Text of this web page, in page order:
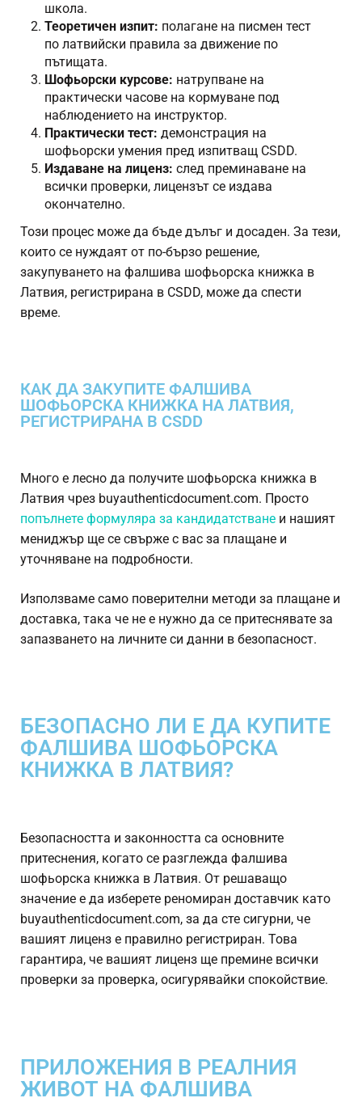
школа.
Теоретичен изпит: полагане на писмен тест
по латвийски правила за движение по
пътищата.
Шофьорски курсове: натрупване на
практически часове на кормуване под
наблюдението на инструктор.
Практически тест: демонстрация на
шофьорски умения пред изпитващ CSDD.
Издаване на лиценз: след преминаване на
всички проверки, лицензът се издава
окончателно.
Този процес може да бъде дълъг и досаден. За тези,
които се нуждаят от по-бързо решение,
закупуването на фалшива шофьорска книжка в
Латвия, регистрирана в CSDD, може да спести
време.
КАК ДА ЗАКУПИТЕ ФАЛШИВА
ШОФЬОРСКА КНИЖКА НА ЛАТВИЯ,
РЕГИСТРИРАНА В CSDD
Много е лесно да получите шофьорска книжка в
Латвия чрез buyauthenticdocument.com. Просто
попълнете формуляра за кандидатстване и нашият
мениджър ще се свърже с вас за плащане и
уточняване на подробности.
Използваме само поверителни методи за плащане и
доставка, така че не е нужно да се притеснявате за
запазването на личните си данни в безопасност.
БЕЗОПАСНО ЛИ Е ДА КУПИТЕ
ФАЛШИВА ШОФЬОРСКА
КНИЖКА В ЛАТВИЯ?
Безопасността и законността са основните
притеснения, когато се разглежда фалшива
шофьорска книжка в Латвия. От решаващо
значение е да изберете реномиран доставчик като
buyauthenticdocument.com, за да сте сигурни, че
вашият лиценз е правилно регистриран. Това
гарантира, че вашият лиценз ще премине всички
проверки за проверка, осигурявайки спокойствие.
ПРИЛОЖЕНИЯ В РЕАЛНИЯ
ЖИВОТ НА ФАЛШИВА